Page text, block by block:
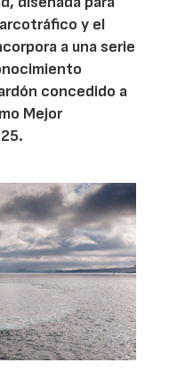
y el
a una serie
concedido a
Mejor